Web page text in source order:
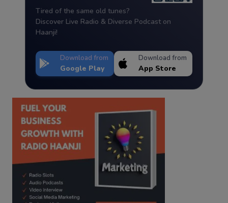
Tired of the same old tunes?
Discover Live Radio & Diverse Podcast on
Haanji!
Download from
Google Play
Download from
App Store